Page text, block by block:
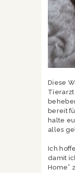
Diese
bereit
halte
alles
Ich
damit
Home”